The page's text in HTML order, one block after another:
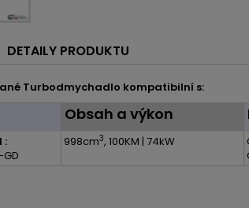
DETAILY PRODUKTU
Turbodmychadlo kompatibilní s:
Obsah a výkon
:
GD
998cm3, 100KM | 74kW